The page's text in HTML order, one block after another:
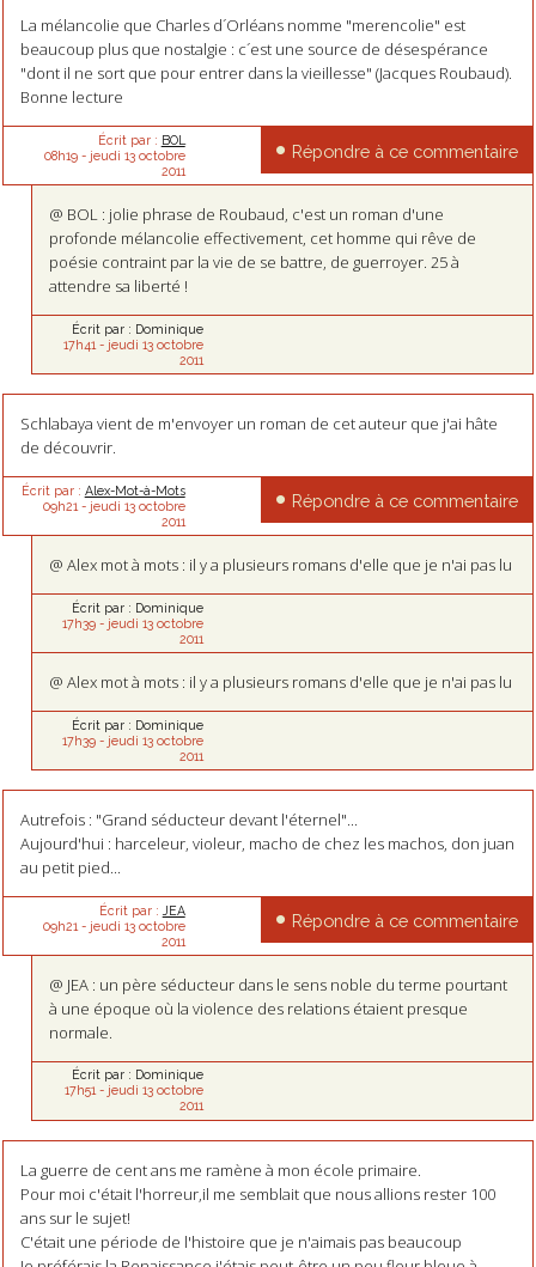
La mélancolie que Charles d´Orléans nomme "merencolie" est
beaucoup plus que nostalgie : c´est une source de désespérance
"dont il ne sort que pour entrer dans la vieillesse" (Jacques Roubaud).
Bonne lecture
Écrit par : BOL
08h19- jeudi 13 octobre
2011
Répondre à ce commentaire
@ BOL : jolie phrase de Roubaud, c'est un roman d'une
profonde mélancolie effectivement, cet homme qui rêve de
poésie contraint par la vie de se battre, de guerroyer. 25 à
attendre sa liberté !
Écrit par : Dominique
17h41 - jeudi 13 octobre
2011
Schlabaya vient de m'envoyer un roman de cet auteur que j'ai hâte
de découvrir.
Écrit par : Alex-Mot-à-Mots
09h21 - jeudi 13 octobre
2011
Répondre à ce commentaire
@ Alex mot à mots : il y a plusieurs romans d'elle que je n'ai pas lu
Écrit par : Dominique
17h39- jeudi 13 octobre
2011
@ Alex mot à mots : il y a plusieurs romans d'elle que je n'ai pas lu
Écrit par : Dominique
17h39- jeudi 13 octobre
2011
Autrefois : "Grand séducteur devant l'éternel"...
Aujourd'hui : harceleur, violeur, macho de chez les machos, don juan
au petit pied...
Écrit par : JEA
09h21 - jeudi 13 octobre
2011
Répondre à ce commentaire
@ JEA : un père séducteur dans le sens noble du terme pourtant
à une époque où la violence des relations étaient presque
normale.
Écrit par : Dominique
17h51- jeudi 13 octobre
2011
La guerre de cent ans me ramène à mon école primaire.
Pour moi c'était l'horreur,il me semblait que nous allions rester 100
ans sur le sujet!
C'était une période de l'histoire que je n'aimais pas beaucoup